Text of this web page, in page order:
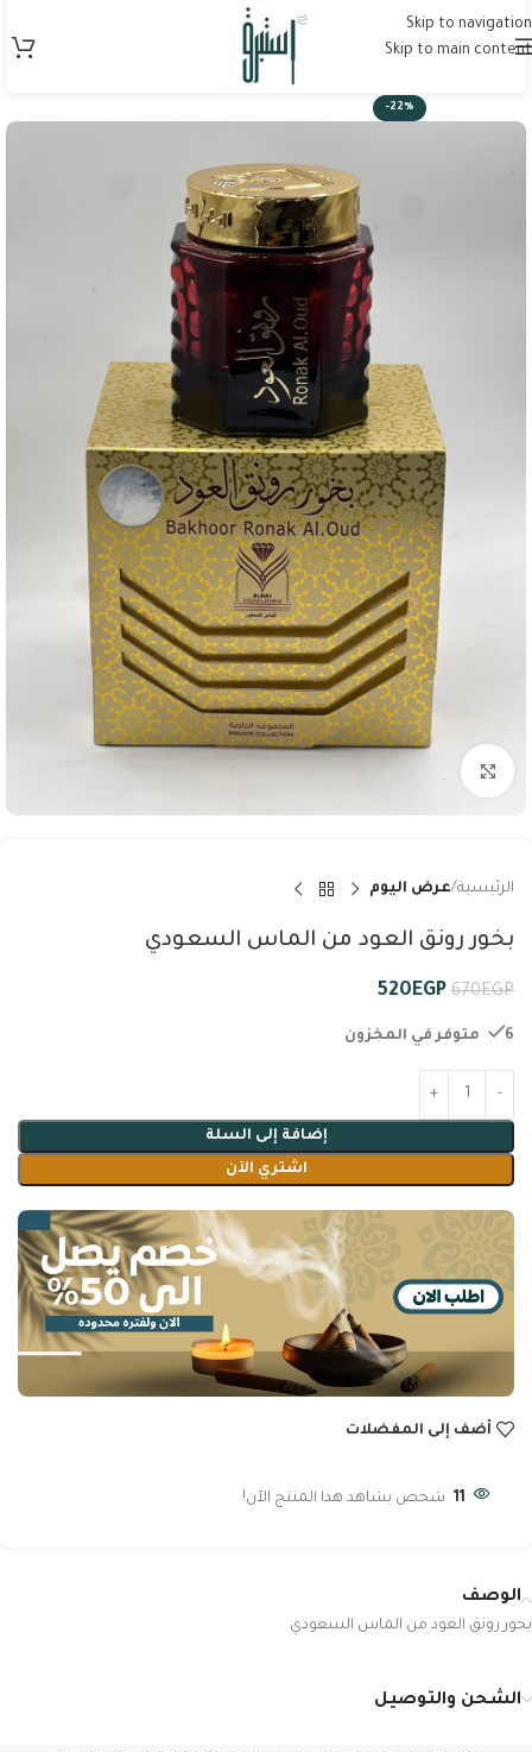
Skip to navigation
Skip to main content
-22%
الرئيسية عرض اليوم
بخور رونق العود من الماس السعودي
670EGP
520EGP
6 متوفر في المخزون
إضافة إلى السلة
اشتري الآن
أضف إلى المفضلات
11 شخص يشاهد هذا المنتج الآن!
الوصف
بخور رونق العود من الماس السعودي
الشحن والتوصيل